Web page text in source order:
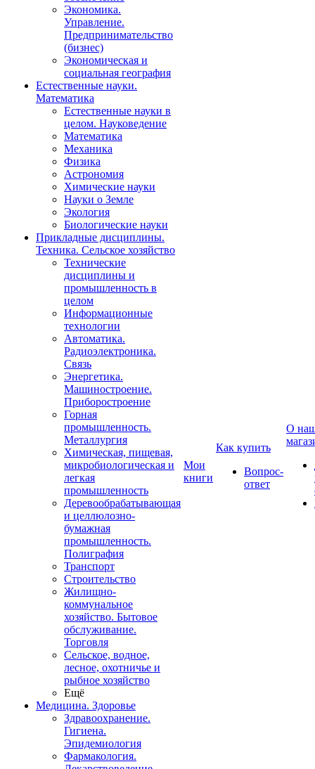
Экономика.
Управление.
Предпринимательство
(бизнес)
Экономическая и
социальная география
Естественные науки.
Математика
Естественные науки в
целом. Науковедение
Математика
Механика
Физика
Астрономия
Химические науки
Науки о Земле
Экология
Биологические науки
Прикладные дисциплины.
Техника. Сельское хозяйство
Технические
дисциплины и
промышленность в
целом
Информационные
технологии
Автоматика.
Радиоэлектроника.
Связь
Энергетика.
Машиностроение.
Приборостроение
Горная
промышленность.
Металлургия
Химическая, пищевая,
микробиологическая и
легкая
промышленность
Деревообрабатывающая
и целлюлозно-
бумажная
промышленность.
Полиграфия
Транспорт
Строительство
Жилищно-
коммунальное
хозяйство. Бытовое
обслуживание.
Торговля
Сельское, водное,
лесное, охотничье и
рыбное хозяйство
Ещё
Медицина. Здоровье
Здравоохранение.
Гигиена.
Эпидемиология
Фармакология.
Мои
книги
Как купить
Вопрос-
ответ
О